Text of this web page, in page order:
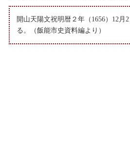
開山天陽文祝明暦２年（1656）12月
る。（飯能市史資料編より）